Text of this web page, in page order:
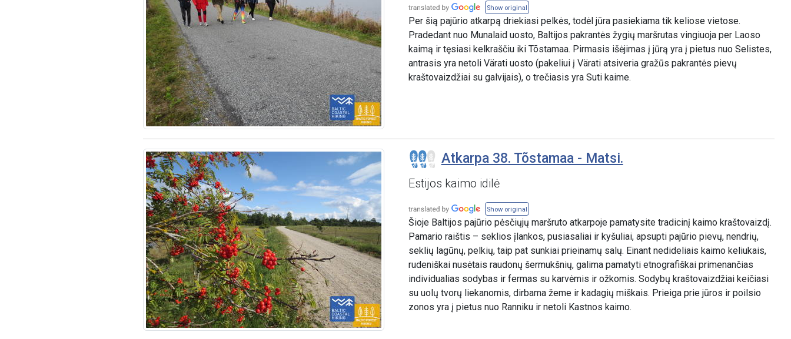
Show original
Per šią pajūrio atkarpą driekiasi pelkės, todėl jūra pasiekiama tik keliose vietose.
Pradedant nuo Munalaid uosto, Baltijos pakrantės žygių maršrutas vingiuoja per Laoso
kaimą ir tęsiasi kelkraščiu iki Tõstamaa. Pirmasis išėjimas į jūrą yra į pietus nuo Selistes,
antrasis yra netoli Värati uosto (pakeliui į Värati atsiveria gražūs pakrantės pievų
kraštovaizdžiai su galvijais), o trečiasis yra Suti kaime.
Atkarpa 38. Tõstamaa - Matsi.
Estijos kaimo idilė
Show original
Šioje Baltijos pajūrio pėsčiųjų maršruto atkarpoje pamatysite tradicinį kaimo kraštovaizdį.
Pamario raištis – seklios įlankos, pusiasaliai ir kyšuliai, apsupti pajūrio pievų, nendrių,
seklių lagūnų, pelkių, taip pat sunkiai prieinamų salų. Einant nedideliais kaimo keliukais,
rudeniškai nusėtais raudonų šermukšnių, galima pamatyti etnografiškai primenančias
individualias sodybas ir fermas su karvėmis ir ožkomis. Sodybų kraštovaizdžiai keičiasi
su uolų tvorų liekanomis, dirbama žeme ir kadagių miškais. Prieiga prie jūros ir poilsio
zonos yra į pietus nuo Ranniku ir netoli Kastnos kaimo.